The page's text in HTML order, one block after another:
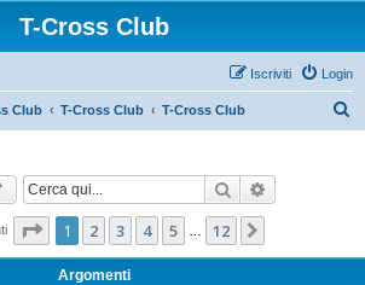
T-Cross Club
Login
Iscriviti
Club T-Cross Club T-Cross Club
Cerca
Pagina di 12
1 2 3 4 5 12
Argomenti